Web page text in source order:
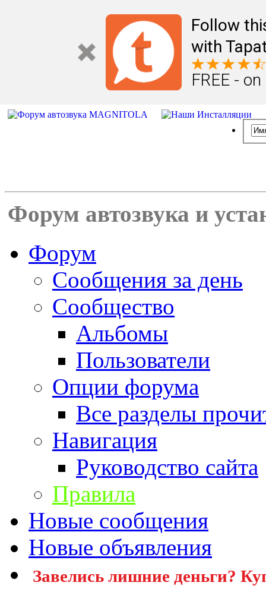
Follow
with
FREE -
Форум автозвука и
Форум
Сообщения за день
Сообщество
Альбомы
Пользователи
Опции форума
Все разделы
Навигация
Руководство сайта
Правила
Новые сообщения
Новые объявления
Завелись лишние деньги?